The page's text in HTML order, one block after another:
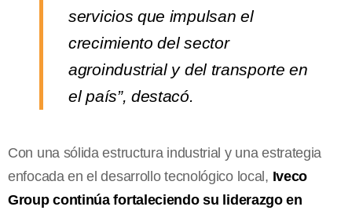
servicios que impulsan el
crecimiento del sector
agroindustrial y del transporte en
el país”, destacó.
Con una sólida estructura industrial y una estrategia
enfocada en el desarrollo tecnológico local, Iveco
Group continúa fortaleciendo su liderazgo en